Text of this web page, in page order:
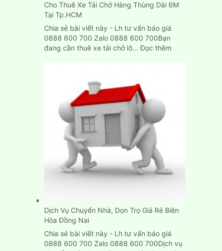
Hòa
Cho Thuê Xe Tải Chở Hàng Thùng Dài 6M
Tại Tp.HCM
Chia sẻ bài viết này - Lh tư vấn báo giá
0888 600 700 Zalo 0888 600 700Bạn
đang cần thuê xe tải chở lô…Đọc thêm:
Dịch Vụ Chuyển Nhà, Dọn Trọ Giá Rẻ Biên
Hòa Đồng Nai
Chia sẻ bài viết này - Lh tư vấn báo giá
0888 600 700 Zalo 0888 600 700Dịch vụ